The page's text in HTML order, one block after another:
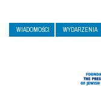
WIADOMOŚCI WYDARZENIA